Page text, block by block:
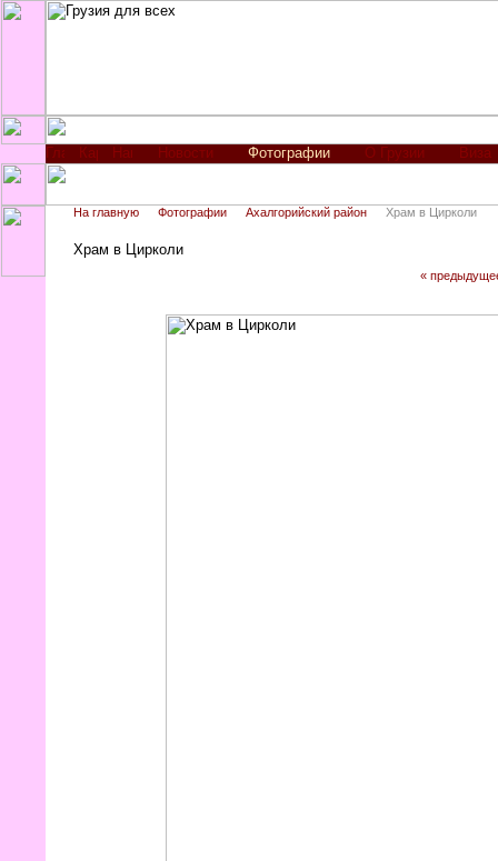
Новости Фотографии О Грузии Виза
На главную Фотографии Ахалгорийский район Храм в Цирколи
Храм в Цирколи
«